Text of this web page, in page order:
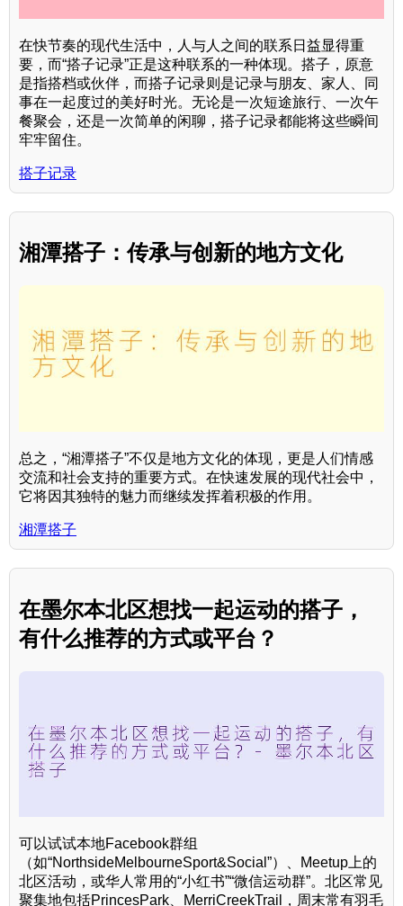
在快节奏的现代生活中，人与人之间的联系日益显得重
要，而“搭子记录”正是这种联系的一种体现。搭子，原意
是指搭档或伙伴，而搭子记录则是记录与朋友、家人、同
事在一起度过的美好时光。无论是一次短途旅行、一次午
餐聚会，还是一次简单的闲聊，搭子记录都能将这些瞬间
牢牢留住。
搭子记录
湘潭搭子：传承与创新的地方文化
总之，“湘潭搭子”不仅是地方文化的体现，更是人们情感
交流和社会支持的重要方式。在快速发展的现代社会中，
它将因其独特的魅力而继续发挥着积极的作用。
湘潭搭子
在墨尔本北区想找一起运动的搭子，
有什么推荐的方式或平台？
可以试试本地Facebook群组
（如“NorthsideMelbourneSport&Social”）、Meetup上的
北区活动，或华人常用的“小红书”“微信运动群”。北区常见
聚集地包括PrincesPark、MerriCreekTrail，周末常有羽毛